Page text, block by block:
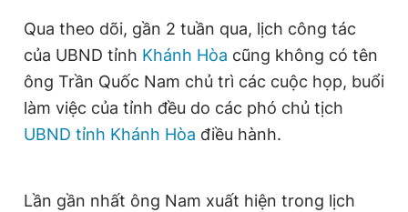
chép dưới mọi hình thức nếu không có sự chấp thuận bằng văn
bản. Phát triển bởi ePi Technologies, JSC.
Qua theo dõi, gần 2 tuần qua, lịch công tác
của UBND tỉnh Khánh Hòa cũng không có tên
ông Trần Quốc Nam chủ trì các cuộc họp, buổi
làm việc của tỉnh đều do các phó chủ tịch
UBND tỉnh Khánh Hòa điều hành.
Lần gần nhất ông Nam xuất hiện trong lịch